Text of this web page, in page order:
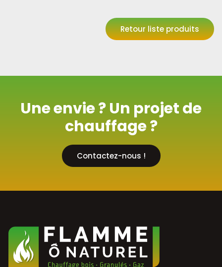
Retour liste produits
Une envie ? Un projet de
chauffage ?
Contactez-nous !